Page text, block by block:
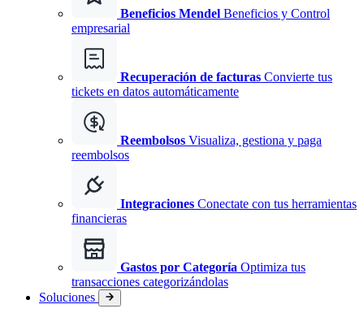
Beneficios Mendel Beneficios y Control
empresarial
Recuperación de facturas Convierte tus
tickets en datos automáticamente
Reembolsos Visualiza, gestiona y paga
reembolsos
Integraciones Conectate con tus herramientas
financieras
Gastos por Categoría Optimiza tus
transacciones categorizándolas
Soluciones